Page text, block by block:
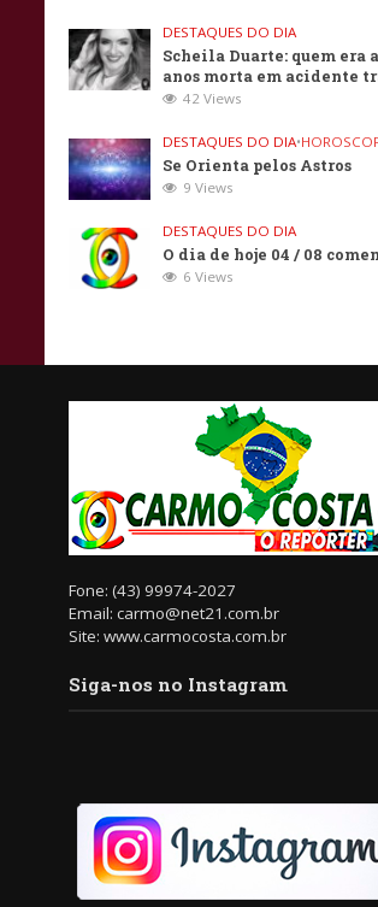
DESTAQUES DO DIA
Scheila Duarte: quem era
anos morta em acidente
42 Views
DESTAQUES DO DIA•
Se Orienta pelos Astros
9 Views
DESTAQUES DO DIA
O dia de hoje 04 / 08
6 Views
Fone: (43) 99974-2027
Email: carmo@net21.com.br
Site: www.carmocosta.com.br
Siga-nos no Instagram